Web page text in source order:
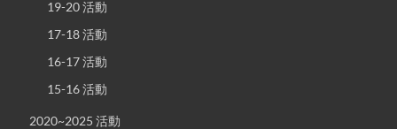
19-20 活動
17-18 活動
16-17 活動
15-16 活動
2020~2025 活動